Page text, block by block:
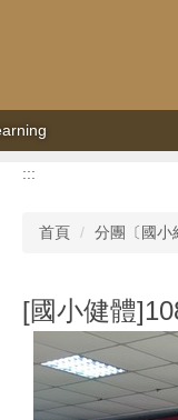
:::
首頁 分團〔國小
[國小健體